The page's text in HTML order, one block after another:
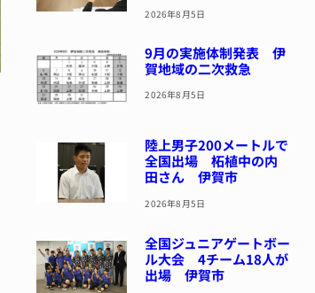
2026年8月5日
9月の実施体制発表 伊
賀地域の二次救急
2026年8月5日
陸上男子200メートルで
全国出場 柘植中の内
田さん 伊賀市
2026年8月5日
全国ジュニアゲートボー
ル大会 4チーム18人が
出場 伊賀市